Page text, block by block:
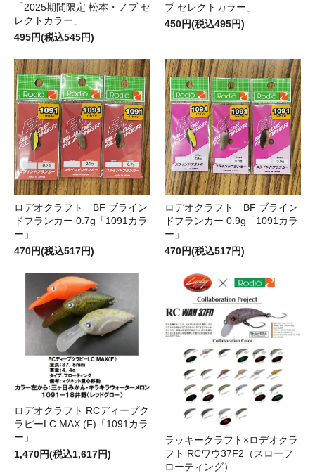
「2025期間限定 松本・ノブ セ
レクトカラー」
495円(税込545円)
ブ セレクトカラー」
450円(税込495円)
ロデオクラフト BF ブライン
ドフランカー 0.7g「1091カラ
ー」
470円(税込517円)
ロデオクラフト BF ブライン
ドフランカー 0.9g「1091カラ
ー」
470円(税込517円)
ロデオクラフト RCディープク
ラピーLC MAX (F)「1091カラ
ー」
1,470円(税込1,617円)
ラッキークラフト×ロデオクラ
フト RCワウ37F2（スローフ
ローティング）